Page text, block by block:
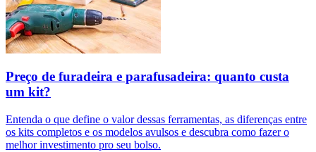
Preço de furadeira e parafusadeira: quanto custa
um kit?
Entenda o que define o valor dessas ferramentas, as diferenças entre
os kits completos e os modelos avulsos e descubra como fazer o
melhor investimento pro seu bolso.